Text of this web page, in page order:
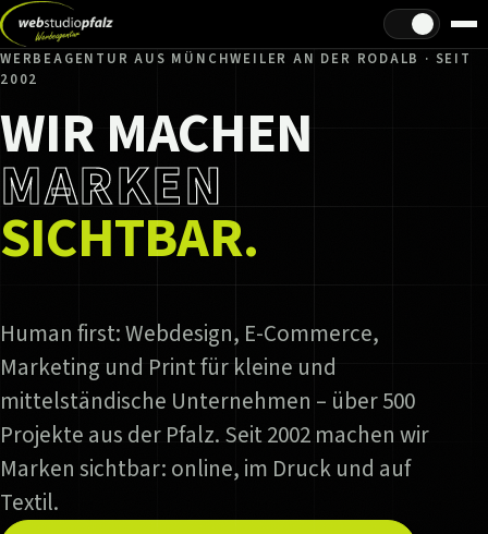
Hell/Dunkel
WERBEAGENTUR AUS MÜNCHWEILER AN DER RODALB · SEIT
2002
WIR MACHEN
MARKEN
SICHTBAR.
Human first: Webdesign, E-Commerce,
Marketing und Print für kleine und
mittelständische Unternehmen – über 500
Projekte aus der Pfalz. Seit 2002 machen wir
Marken sichtbar: online, im Druck und auf
Textil.